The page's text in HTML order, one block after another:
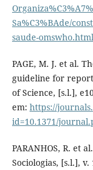
Sa%C3%BAde/
saude-omswho.html
PAGE, M. J. et al.
guideline for
of Science, [s.l.],
em: https://
id=10.1371/
PARANHOS, R. et
Sociologias, [s.l.], v.